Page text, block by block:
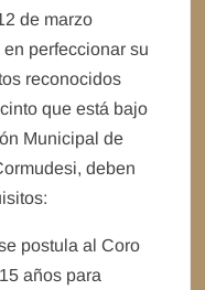
de marzo
perfeccionar su
reconocidos
que está bajo
Municipal de
deben
postula al Coro
años para